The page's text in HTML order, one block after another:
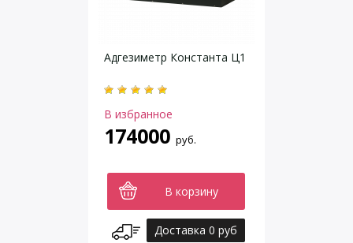
Адгезиметр Константа Ц1
В избранное
174000 руб.
В корзину
Доставка 0 руб